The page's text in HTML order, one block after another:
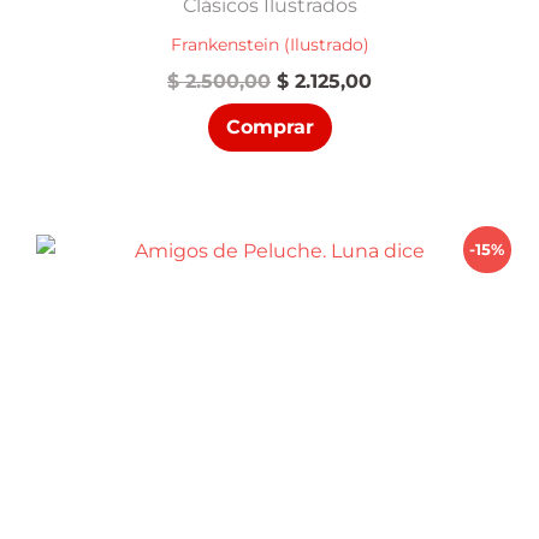
Clásicos Ilustrados
Frankenstein (Ilustrado)
$2.500,00 El
precio
original
era:
$ 2.125,00El
Comprar
-15%